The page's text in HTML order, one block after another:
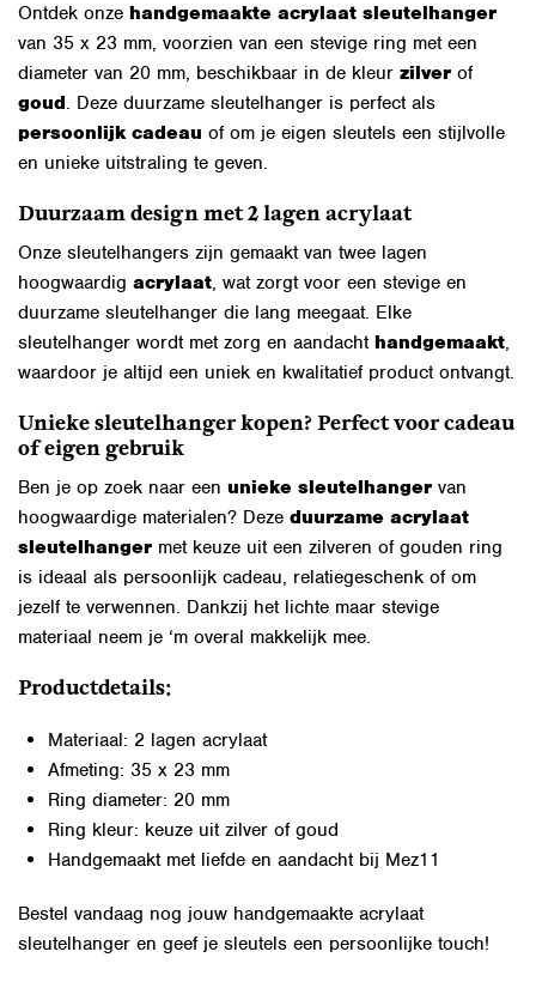
Ontdek onze handgemaakte acrylaat sleutelhanger
van 35 x 23 mm, voorzien van een stevige ring met een
diameter van 20 mm, beschikbaar in de kleur zilver of
goud. Deze duurzame sleutelhanger is perfect als
persoonlijk cadeau of om je eigen sleutels een stijlvolle
en unieke uitstraling te geven.
Duurzaam design met 2 lagen acrylaat
Onze sleutelhangers zijn gemaakt van twee lagen
hoogwaardig acrylaat, wat zorgt voor een stevige en
duurzame sleutelhanger die lang meegaat. Elke
sleutelhanger wordt met zorg en aandacht handgemaakt,
waardoor je altijd een uniek en kwalitatief product ontvangt.
Unieke sleutelhanger kopen? Perfect voor cadeau
of eigen gebruik
Ben je op zoek naar een unieke sleutelhanger van
hoogwaardige materialen? Deze duurzame acrylaat
sleutelhanger met keuze uit een zilveren of gouden ring
is ideaal als persoonlijk cadeau, relatiegeschenk of om
jezelf te verwennen. Dankzij het lichte maar stevige
materiaal neem je ‘m overal makkelijk mee.
Productdetails:
Materiaal: 2 lagen acrylaat
Afmeting: 35 x 23 mm
Ring diameter: 20 mm
Ring kleur: keuze uit zilver of goud
Handgemaakt met liefde en aandacht bij Mez11
Bestel vandaag nog jouw handgemaakte acrylaat
sleutelhanger en geef je sleutels een persoonlijke touch!